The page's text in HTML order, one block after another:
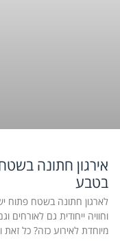
אירגון חתונה
בטבע
לארגון חתונה בשטח פתוח
וחוויה ייחודית גם לאורחים
מיוחדת לאירוע כזה? כל